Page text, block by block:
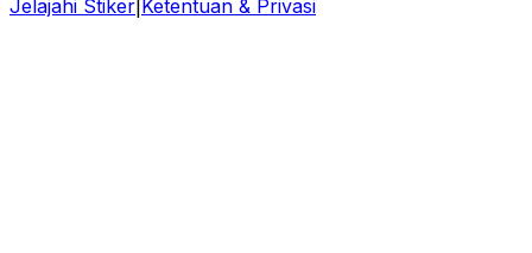
Jelajahi Stiker Ketentuan & Privasi